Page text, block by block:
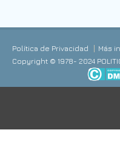
Política de Privacidad
Más
Copyright © 1978- 2024